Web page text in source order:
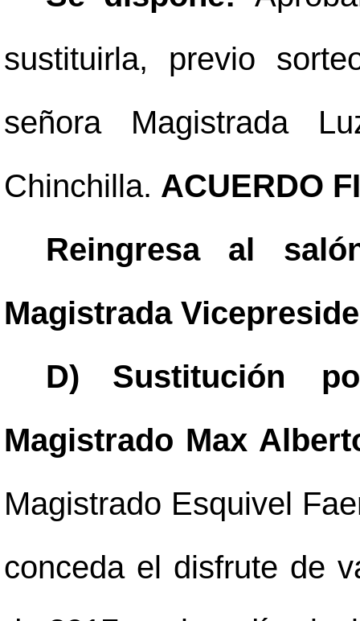
sustituirla, previo
señora Magistrada
Chinchilla. ACUERDO
Reingresa al
Magistrada
D)
Sustitución
Magistrado Max
Magistrado Esquivel
conceda el disfrute de